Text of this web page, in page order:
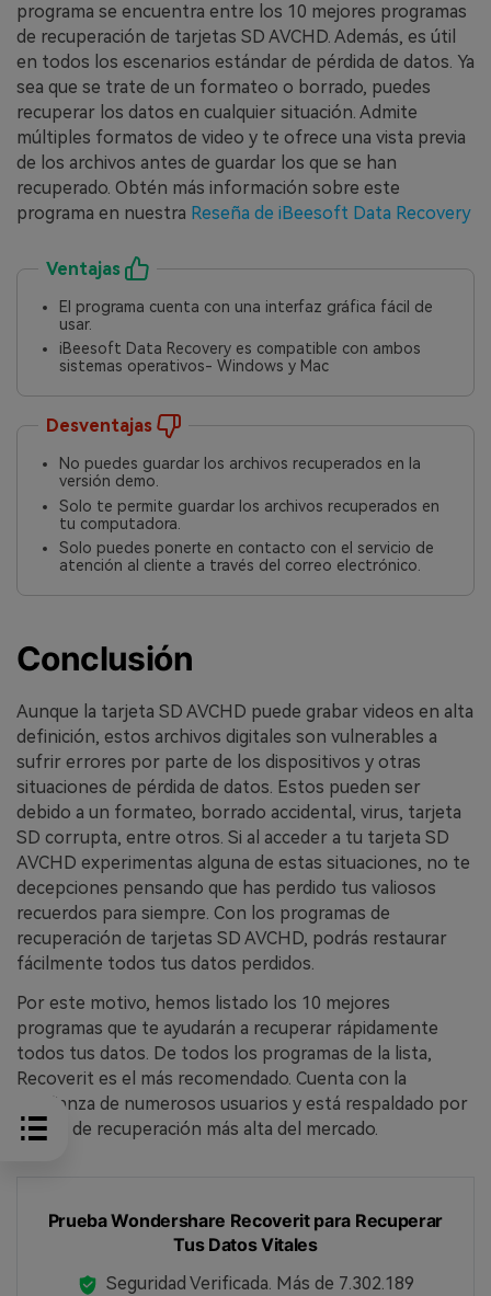
programa se encuentra entre los 10 mejores programas
de recuperación de tarjetas SD AVCHD.󠀲󠀡󠀩󠀣󠀢󠀢󠀤󠀤󠀦󠀳󠀰 Además, es útil
en todos los escenarios estándar de pérdida de datos.󠀲󠀡󠀩󠀣󠀢󠀢󠀤󠀤󠀧󠀳󠀰 Ya
sea que se trate de un formateo o borrado, puedes
recuperar los datos en cualquier situación.󠀲󠀡󠀩󠀣󠀢󠀢󠀤󠀤󠀨󠀳󠀰 Admite
múltiples formatos de video y te ofrece una vista previa
de los archivos antes de guardar los que se han
recuperado.󠀲󠀡󠀩󠀣󠀢󠀢󠀤󠀤󠀩󠀳󠀰 Obtén más información sobre este
programa en nuestra Reseña de iBeesoft Data Recovery󠀲󠀡󠀩󠀣󠀢󠀢󠀤󠀥󠀠󠀳
Ventajas
El programa cuenta con una interfaz gráfica fácil de
usar.󠀲󠀡󠀩󠀣󠀢󠀢󠀤󠀥󠀢󠀳
iBeesoft Data Recovery es compatible con ambos
sistemas operativos- Windows y Mac󠀲󠀡󠀩󠀣󠀢󠀢󠀤󠀥󠀣󠀳
Desventajas
No puedes guardar los archivos recuperados en la
versión demo.󠀲󠀡󠀩󠀣󠀢󠀢󠀤󠀥󠀥
Solo te permite guardar los archivos recuperados en
tu computadora.󠀲󠀡󠀩󠀣󠀢󠀢󠀤󠀥󠀦󠀳
Solo puedes ponerte en contacto con el servicio de
atención al cliente a través del correo electrónico.
Conclusión
Aunque la tarjeta SD AVCHD puede grabar videos en alta
definición, estos archivos digitales son vulnerables a
sufrir errores por parte de los dispositivos y otras
situaciones de pérdida de datos.󠀲󠀡󠀩󠀣󠀢󠀢󠀤󠀥󠀩󠀳󠀰 Estos pueden ser
debido a un formateo, borrado accidental, virus, tarjeta
SD corrupta, entre otros. Si al acceder a tu tarjeta SD
AVCHD experimentas alguna de estas situaciones, no te
decepciones pensando que has perdido tus valiosos
recuerdos para siempre.󠀲󠀡󠀩󠀣󠀢󠀢󠀤󠀦󠀡󠀳󠀰 Con los programas de
recuperación de tarjetas SD AVCHD, podrás restaurar
fácilmente todos tus datos perdidos.󠀲󠀡󠀩󠀣󠀢󠀢󠀤󠀦󠀢
Por este motivo, hemos listado los 10 mejores
programas que te ayudarán a recuperar rápidamente
todos tus datos.󠀲󠀡󠀩󠀣󠀢󠀢󠀤󠀦󠀣󠀳 De todos los programas de la lista,
Recoverit es el más recomendado.󠀲󠀡󠀩󠀣󠀢󠀢󠀤󠀦󠀤󠀳󠀰 Cuenta con la
confianza de numerosos usuarios y está respaldado por
la tasa de recuperación más alta del mercado.
󠀰Prueba Wondershare Recoverit para Recuperar
Tus Datos Vitales
Seguridad Verificada. Más de 7.302.189